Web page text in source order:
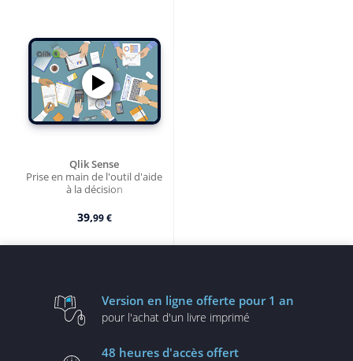
Intelligence.
Qlik Sense
Prise en main de l'outil d'aide
à la décision
39,99 €
Version en ligne offerte pour 1 an
pour l'achat d'un livre imprimé
48 heures d'accès offert